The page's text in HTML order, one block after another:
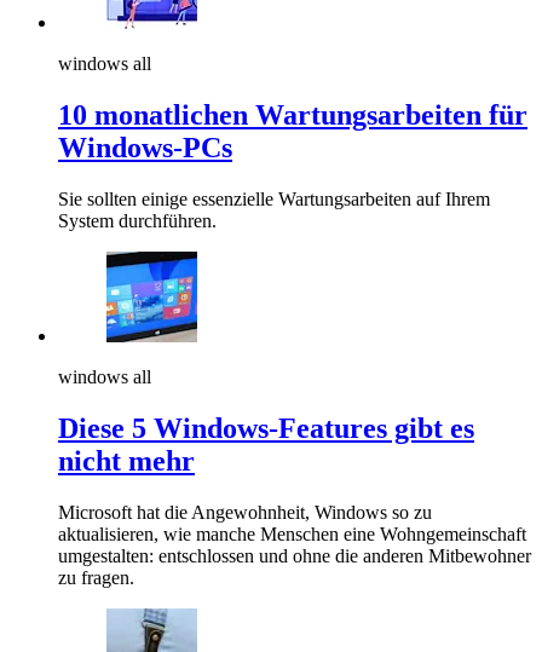
windows all
10 monatlichen Wartungsarbeiten für
Windows-PCs
Sie sollten einige essenzielle Wartungsarbeiten auf Ihrem
System durchführen.
windows all
Diese 5 Windows-Features gibt es
nicht mehr
Microsoft hat die Angewohnheit, Windows so zu
aktualisieren, wie manche Menschen eine Wohngemeinschaft
umgestalten: entschlossen und ohne die anderen Mitbewohner
zu fragen.